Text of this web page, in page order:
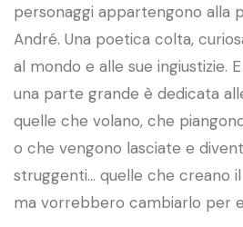
personaggi appartengono alla
André. Una poetica colta,
al mondo e alle sue ingiustizie.
una parte grande è dedicata
quelle che volano, che
o che vengono lasciate e
struggenti… quelle che creano
ma vorrebbero cambiarlo per